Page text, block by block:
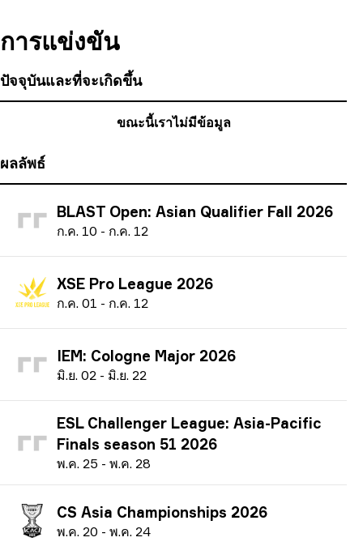
การแข่งขัน
ปัจจุบันและที่จะเกิดขึ้น
ขณะนี้เราไม่มีข้อมูล
ผลลัพธ์
BLAST Open: Asian Qualifier Fall 2026
ก.ค. 10 - ก.ค. 12
XSE Pro League 2026
ก.ค. 01 - ก.ค. 12
IEM: Cologne Major 2026
มิ.ย. 02 - มิ.ย. 22
ESL Challenger League: Asia-Pacific
Finals season 51 2026
พ.ค. 25 - พ.ค. 28
CS Asia Championships 2026
พ.ค. 20 - พ.ค. 24